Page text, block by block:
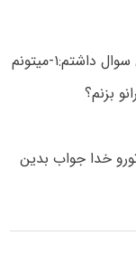
سلام کارشناسی شیمی دارویی ازاد هستم چن سوال داشتم:۱-میتونم
بزنم؟
خدا جواب بدین